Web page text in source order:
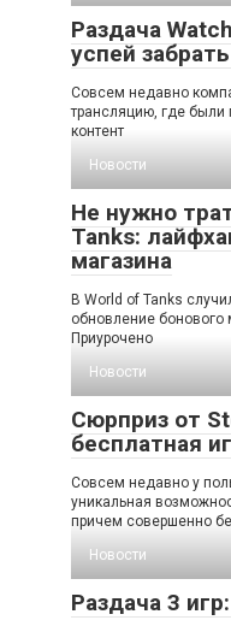
Раздача
успей
Совсем недавно
трансляцию, где
контент
Новости
Не нужно
Tanks:
магазина
В World of Tanks
обновление бонового
Приурочено
Новости
Сюрприз от
бесплатная
Совсем недавно у
уникальная
причем совершенно
Новости
Раздача 3